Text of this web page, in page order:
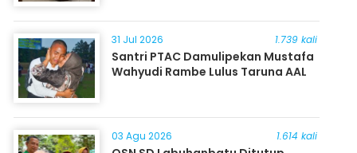
31 Jul 2026 1.739 kali
Santri PTAC Damulipekan Mustafa
Wahyudi Rambe Lulus Taruna AAL
03 Agu 2026 1.614 kali